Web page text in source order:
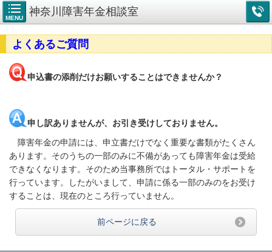
MENU
神奈川障害年金相談室
よくあるご質問
申込書の添削だけお願いすることはできませんか？
申し訳ありませんが、お引き受けしておりません。
障害年金の申請には、申立書だけでなく重要な書類がたくさん
あります。そのうちの一部のみに不備があっても障害年金は受給
できなくなります。そのため当事務所ではトータル・サポートを
行っています。したがいまして、申請に係る一部のみのをお受け
することは、現在のところ行っていません。
前ページに戻る